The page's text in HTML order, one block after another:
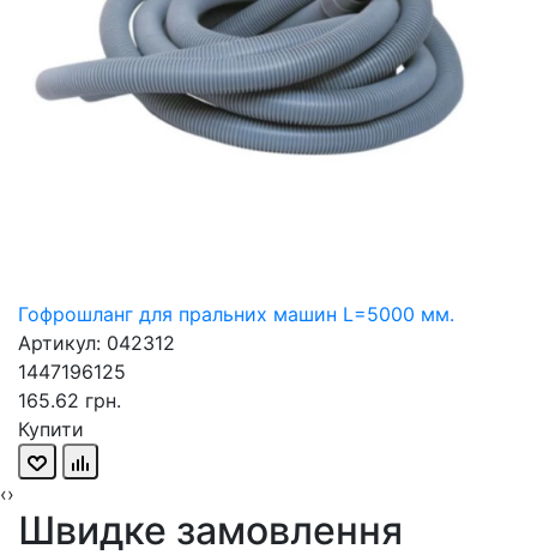
Гофрошланг для пральних машин L=5000 мм.
Артикул: 042312
1447196125
165.62 грн.
Купити
‹›
Швидке замовлення